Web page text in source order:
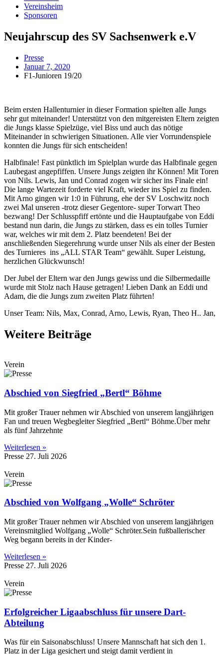
Vereinsheim
Sponsoren
Neujahrscup des SV Sachsenwerk e.V
Presse
Januar 7, 2020
F1-Junioren 19/20
Beim ersten Hallenturnier in dieser Formation spielten alle Jungs
sehr gut miteinander! Unterstützt von den mitgereisten Eltern zeigten
die Jungs klasse Spielzüge, viel Biss und auch das nötige
Miteinander in schwierigen Situationen. Alle vier Vorrundenspiele
konnten die Jungs für sich entscheiden!
Halbfinale! Fast pünktlich im Spielplan wurde das Halbfinale gegen
Laubegast angepfiffen. Unsere Jungs zeigten ihr Können! Mit Toren
von Nils. Lewis, Jan und Conrad zogen wir sicher ins Finale ein!
Die lange Wartezeit forderte viel Kraft, wieder ins Spiel zu finden.
Mit Arno gingen wir 1:0 in Führung, ehe der SV Loschwitz noch
zwei Mal unseren -trotz dieser Gegentore- super Torwart Theo
bezwang! Der Schlusspfiff ertönte und die Hauptaufgabe von Eddi
bestand nun darin, die Jungs zu stärken, dass es ein tolles Turnier
war, welches wir mit dem 2. Platz beendeten! Bei der
anschließenden Siegerehrung wurde unser Nils als einer der Besten
des Turnieres ins „ALL STAR Team“ gewählt. Super Leistung,
herzlichen Glückwunsch!
Der Jubel der Eltern war den Jungs gewiss und die Silbermedaille
wurde mit Stolz nach Hause getragen! Lieben Dank an Eddi und
Adam, die die Jungs zum zweiten Platz führten!
Unser Team: Nils, Max, Conrad, Arno, Lewis, Ryan, Theo H.. Jan,
Weitere Beiträge
Verein
Abschied von Siegfried „Bertl“ Böhme
Mit großer Trauer nehmen wir Abschied von unserem langjährigen
Fan und treuen Wegbegleiter Siegfried „Bertl“ Böhme.Über mehr
als fünf Jahrzehnte
Weiterlesen »
Presse 27. Juli 2026
Verein
Abschied von Wolfgang „Wolle“ Schröter
Mit großer Trauer nehmen wir Abschied von unserem langjährigen
Vereinsmitglied Wolfgang „Wolle“ Schröter.Sein fußballerischer
Weg begann bereits in der Kinder-
Weiterlesen »
Presse 27. Juli 2026
Verein
Erfolgreicher Ligaabschluss für unsere Dart-
Abteilung
Was für ein Saisonabschluss! Unsere Mannschaft hat sich den 1.
Platz in der Liga gesichert und steigt damit verdient in